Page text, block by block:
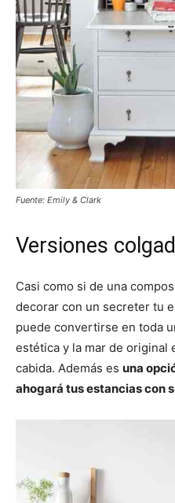
Fuente: Emily & Clark
Versiones
Casi como si de una
decorar con un secreter tu
puede convertirse en toda
estética y la mar de original
cabida. Además es una
ahogará tus estancias con